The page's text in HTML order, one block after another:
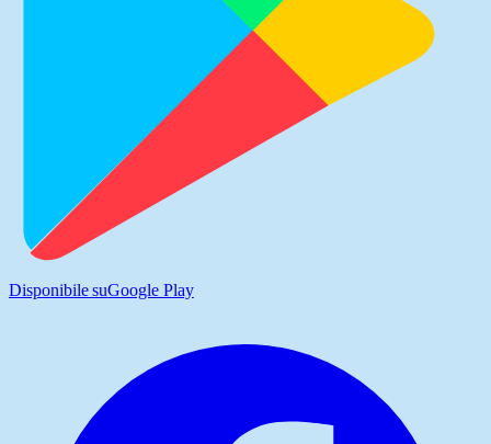
Disponibile suGoogle Play